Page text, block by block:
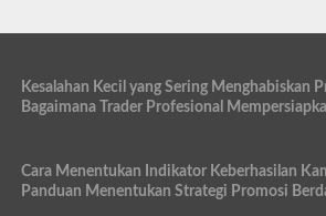
Kesalahan Kecil yang Sering Menghabiskan
Bagaimana Trader Profesional
Cara Menentukan Indikator Keberhasilan
Panduan Menentukan Strategi Promosi